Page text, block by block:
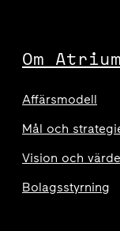
Om
Affärsmodell
Mål och
Vision och
Bolagsstyrning